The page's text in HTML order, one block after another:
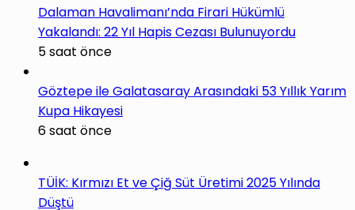
Dalaman Havalimanı’nda Firari Hükümlü
Yakalandı: 22 Yıl Hapis Cezası Bulunuyordu
5 saat önce
Göztepe ile Galatasaray Arasındaki 53 Yıllık Yarım
Kupa Hikayesi
6 saat önce
TÜİK: Kırmızı Et ve Çiğ Süt Üretimi 2025 Yılında
Düştü